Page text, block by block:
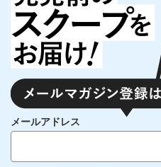
メールアドレス